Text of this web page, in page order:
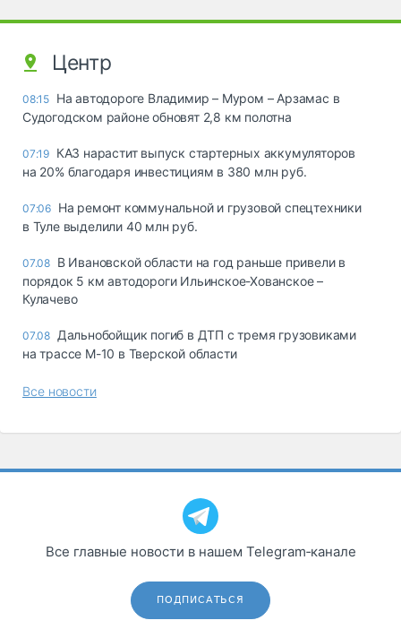
Центр
08:15 На автодороге Владимир – Муром – Арзамас в
Судогодском районе обновят 2,8 км полотна
07:19 КАЗ нарастит выпуск стартерных аккумуляторов
на 20% благодаря инвестициям в 380 млн руб.
07:06 На ремонт коммунальной и грузовой спецтехники
в Туле выделили 40 млн руб.
07.08 В Ивановской области на год раньше привели в
порядок 5 км автодороги Ильинское-Хованское –
Кулачево
07.08 Дальнобойщик погиб в ДТП с тремя грузовиками
на трассе М-10 в Тверской области
Все новости
Все главные новости в нашем Telegram‑канале
ПОДПИСАТЬСЯ